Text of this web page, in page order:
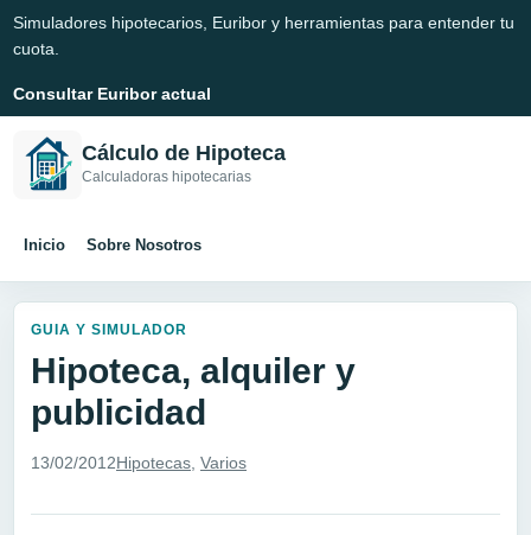
Simuladores hipotecarios, Euribor y herramientas para entender tu
cuota.
Consultar Euribor actual
Cálculo de Hipoteca
Calculadoras hipotecarias
Inicio Sobre Nosotros
GUIA Y SIMULADOR
Hipoteca, alquiler y
publicidad
13/02/2012Hipotecas Varios